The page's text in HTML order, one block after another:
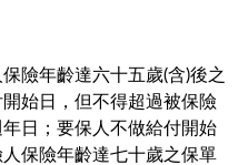
險年齡達六十五歲(含)後之
始日，但不得超過被保險
日；要保人不做給付開始
保險年齡達七十歲之保單